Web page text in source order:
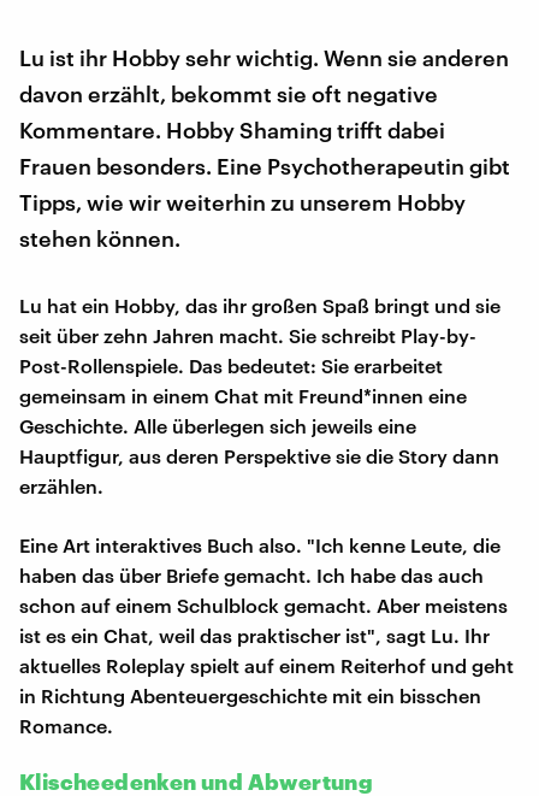
Lu ist ihr Hobby sehr wichtig. Wenn sie anderen
davon erzählt, bekommt sie oft negative
Kommentare. Hobby Shaming trifft dabei
Frauen besonders. Eine Psychotherapeutin gibt
Tipps, wie wir weiterhin zu unserem Hobby
stehen können.
Lu hat ein Hobby, das ihr großen Spaß bringt und sie
seit über zehn Jahren macht. Sie schreibt Play-by-
Post-Rollenspiele. Das bedeutet: Sie erarbeitet
gemeinsam in einem Chat mit Freund*innen eine
Geschichte. Alle überlegen sich jeweils eine
Hauptfigur, aus deren Perspektive sie die Story dann
erzählen.
Eine Art interaktives Buch also. "Ich kenne Leute, die
haben das über Briefe gemacht. Ich habe das auch
schon auf einem Schulblock gemacht. Aber meistens
ist es ein Chat, weil das praktischer ist", sagt Lu. Ihr
aktuelles Roleplay spielt auf einem Reiterhof und geht
in Richtung Abenteuergeschichte mit ein bisschen
Romance.
Klischeedenken und Abwertung